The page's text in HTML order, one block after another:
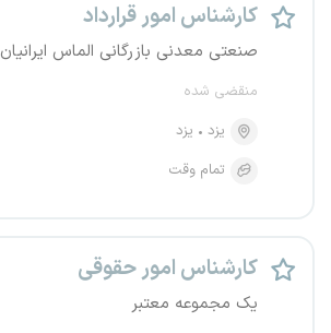
کارشناس امور قرارداد
صنعتی معدنی بازرگانی الماس ایرانیان
منقضی شده
یزد
یزد
تمام وقت
کارشناس امور حقوقی
یک مجموعه معتبر